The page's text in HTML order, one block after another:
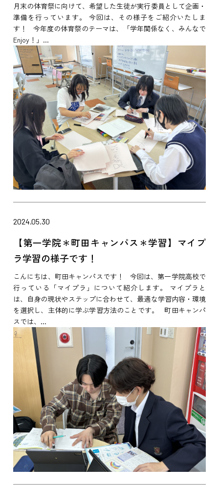
月末の体育祭に向けて、希望した生徒が実行委員として企画・
準備を行っています。 今回は、その様子をご紹介いたしま
す！ 今年度の体育祭のテーマは、「学年関係なく、みんなで
Enjoy！」...
2024.05.30
【第一学院＊町田キャンパス＊学習】マイプ
ラ学習の様子です！
こんにちは、町田キャンパスです！ 今回は、第一学院高校で
行っている「マイプラ」について紹介します。 マイプラと
は、自身の現状やステップに合わせて、最適な学習内容・環境
を選択し、主体的に学ぶ学習方法のことです。 町田キャンパ
スでは、...